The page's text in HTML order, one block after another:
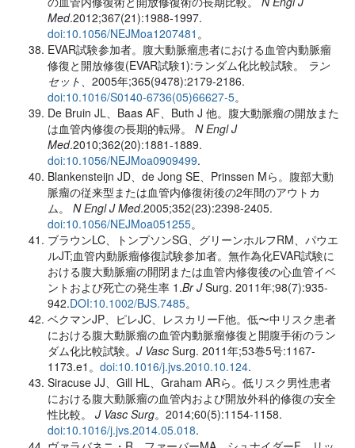
Med.2012;367(21):1988-1997.
doi:10.1056/NEJMoa1207481 。
EVAR試験参加者。腹大動脈瘤患者における血管内動脈瘤
修復と開放修復(EVAR試験1):ランダム化比較試験。
ラン
セット 、2005年;365(9478):2179-2186.
doi:10.1016/S0140-6736(05)66627-5。
De Bruin JL、Baas AF、Buth J 他。腹大動脈瘤の開放また
は血管内修復の長期的転帰。 N Engl J
Med.2010;362(20):1881-1889.
doi:10.1056/NEJMoa0909499.
Blankensteijn JD、de Jong SE、Prinssen Mら。腹部大動
脈瘤の従来型または血管内修復術後の2年間のアウトカ
ム。 N Engl J Med.2005;352(23):2398-2405.
doi:10.1056/NEJMoa051255。
ブラウンLC、トンプソンSG、グリーンホルフRM、パウエ
ルJT;血管内動脈瘤修復試験参加者。無作為化EVAR試験に
おける腹大動脈瘤の開閉または血管内修復後の心血管イベ
ントおよび死亡の発生率 1.Br J Surg. 2011年;98(7):935-
942.DOI:10.1002/BJS.7485。
ベクマンJP、ピレJC、レスカリーF他。低〜中リスク患者
における腹大動脈瘤の血管内動脈瘤修復と開腹手術のラン
ダム化比較試験。 J Vasc Surg. 2011年;53巻5号:1167-
1173.e1。 doi:10.1016/j.jvs.2010.10.124.
Siracuse JJ、Gill HL、Graham ARら。低リスク男性患者
における腹大動脈瘤の血管内および開放外科的修復の安全
性比較。 J Vasc Surg。2014;60(5):1154-1158.
doi:10.1016/j.jvs.2014.05.018.